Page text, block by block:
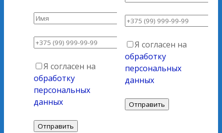
Я согласен на
обработку
персональных
данных
Я согласен на
обработку
персональных
данных